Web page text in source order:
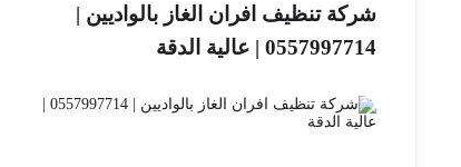
شركة تنظيف افران الغاز بالواديين |
0557997714 | عالية الدقة